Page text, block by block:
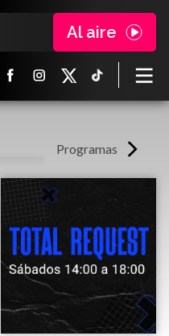
Al aire
Programas